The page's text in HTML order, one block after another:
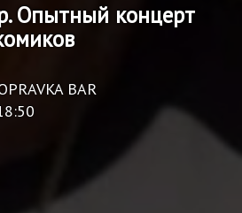
Опытный концерт
BAR